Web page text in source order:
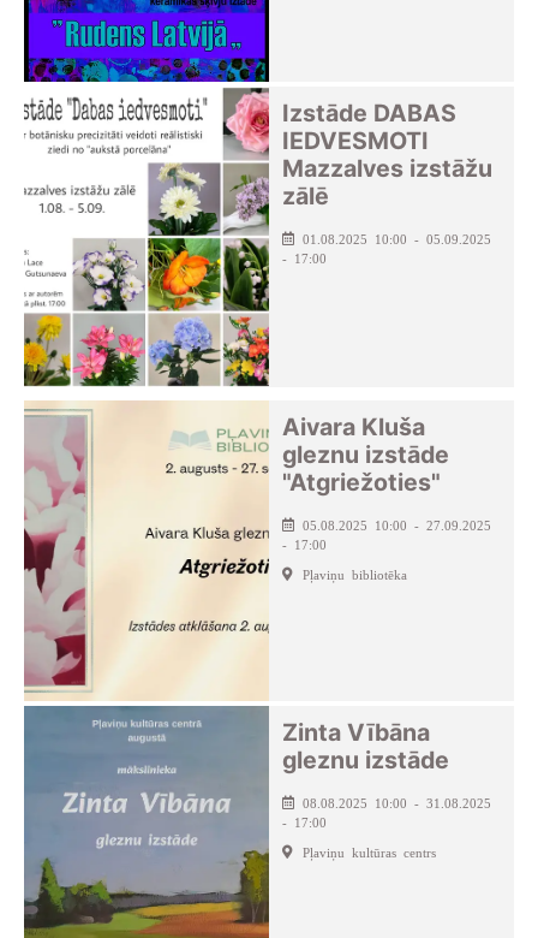
Izstāde DABAS
IEDVESMOTI
Mazzalves izstāžu
zālē
01.08.2025 10:00 - 05.09.2025
- 17:00
Aivara Kluša
gleznu izstāde
"Atgriežoties"
05.08.2025 10:00 - 27.09.2025
- 17:00
Pļaviņu bibliotēka
Zinta Vībāna
gleznu izstāde
08.08.2025 10:00 - 31.08.2025
- 17:00
Pļaviņu kultūras centrs